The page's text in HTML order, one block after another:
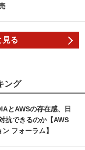
見る
ング
とAWSの存在感、日
抗できるのか【AWS
フォーラム】